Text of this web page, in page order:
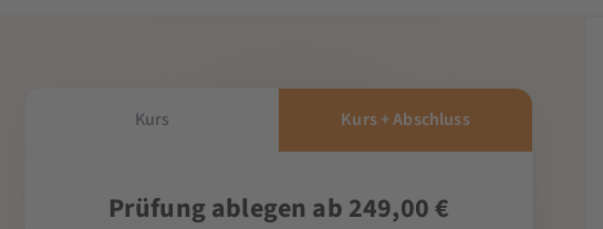
Kurs Kurs + Abschluss
Prüfung ablegen ab 249,00 €